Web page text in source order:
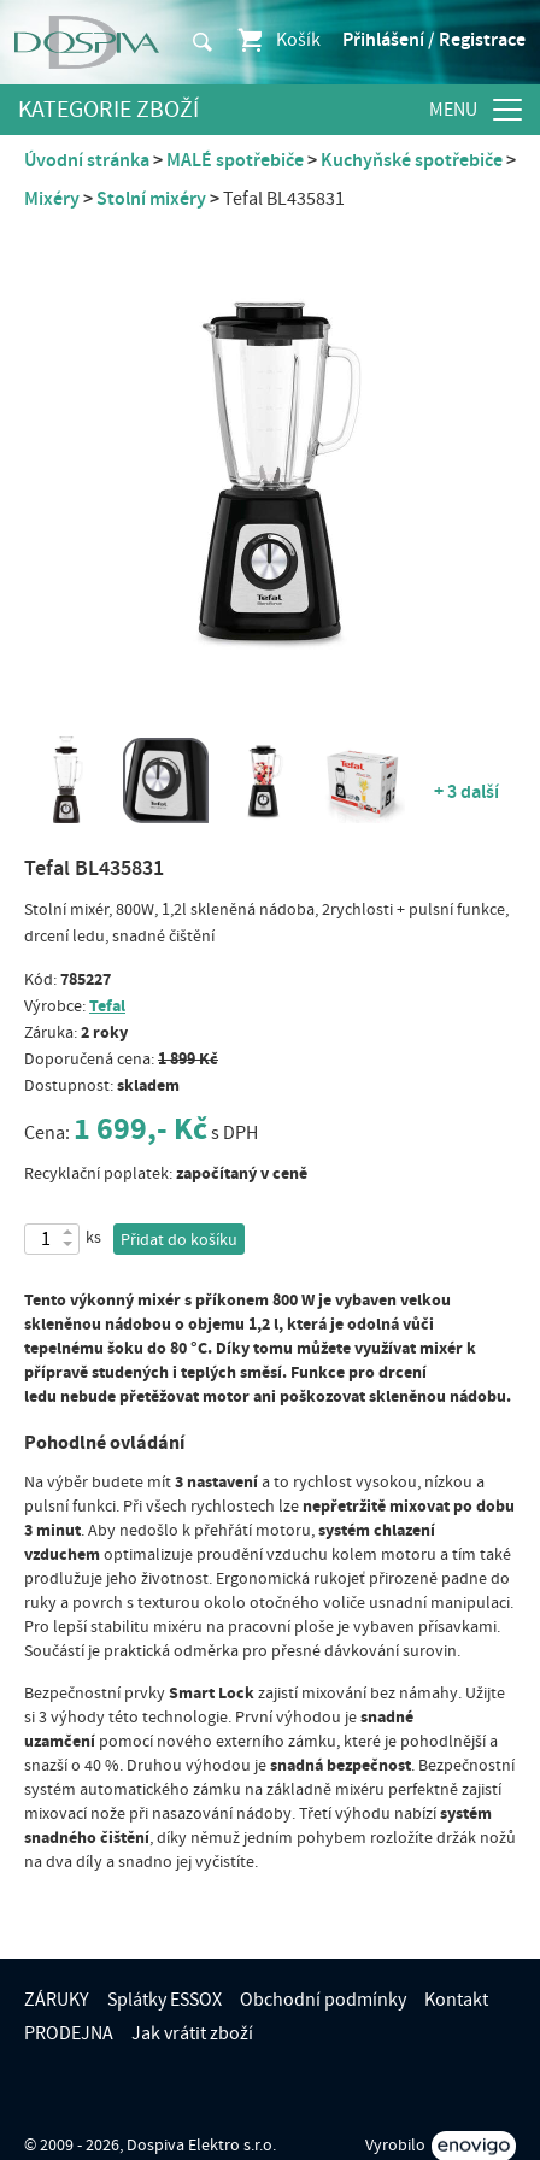
Košík Přihlášení / Registrace
KATEGORIE ZBOŽÍ
Úvodní stránka MALÉ spotřebiče
Kuchyňské spotřebiče
Mixéry
Stolní mixéry Tefal BL435831
+ 3 další
Tefal BL435831
Stolní mixér, 800W, 1,2l skleněná nádoba, 2rychlosti + pulsní funkce,
drcení ledu, snadné čištění
Kód:785227
Výrobce:Tefal
Záruka:2 roky
Doporučená cena:1 899 Kč
Dostupnost:skladem
Cena: 1 699,- Kčs DPH
Recyklační poplatek:započítaný v ceně
ks Přidat do košíku
Tento výkonný mixér s příkonem 800 W je vybaven velkou
skleněnou nádobou o objemu 1,2 l, která je odolná vůči
tepelnému šoku do 80 °C. Díky tomu můžete využívat mixér k
přípravě studených i teplých směsí. Funkce pro drcení
ledu nebude přetěžovat motor ani poškozovat skleněnou nádobu.
Pohodlné ovládání
Na výběr budete mít3 nastavení a to rychlost vysokou, nízkou a
pulsní funkci. Při všech rychlostech lze nepřetržitě mixovat po dobu
3 minut. Aby nedošlo k přehřátí motoru,systém chlazení
vzduchemoptimalizuje proudění vzduchu kolem motoru a tím také
prodlužuje jeho životnost. Ergonomická rukojeť přirozeně padne do
ruky a povrch s texturou okolo otočného voliče usnadní manipulaci.
Pro lepší stabilitu mixéru na pracovní ploše je vybaven přísavkami.
Součástí je praktická odměrka pro přesné dávkování surovin.
Bezpečnostní prvkySmart Lockzajistí mixování bez námahy. Užijte
si 3 výhody této technologie. První výhodou jesnadné
uzamčení pomocí nového externího zámku, které je pohodlnější a
snazší o 40 %. Druhou výhodou jesnadná bezpečnost. Bezpečnostní
systém automatického zámku na základně mixéru perfektně zajistí
mixovací nože při nasazování nádoby. Třetí výhodu nabízísystém
snadného čištění, díky němuž jedním pohybem rozložíte držák nožů
na dva díly a snadno jej vyčistíte.
ZÁRUKY Splátky ESSOX Obchodní podmínky
Kontakt
PRODEJNA
Jak vrátit zboží
© 2009 - 2026, Dospiva Elektro s.r.o. Vyrobilo